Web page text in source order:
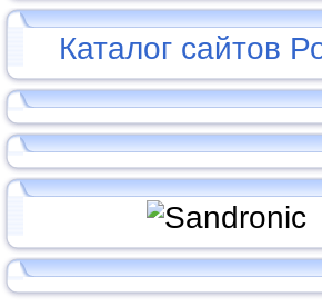
Каталог сайтов